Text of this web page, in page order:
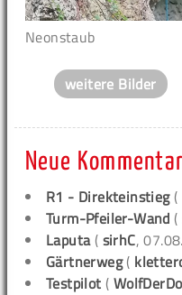
Neonstaub
weitere Bilder
Neue
R1 - Direkteinstieg(
Turm-Pfeiler-Wand (
Laputa( sirhC,
Gärtnerweg(
Testpilot (